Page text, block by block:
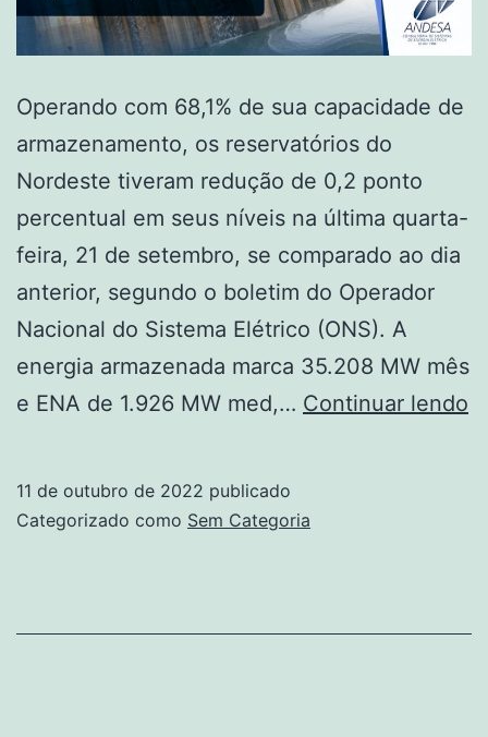
Operando com 68,1% de sua capacidade de
armazenamento, os reservatórios do
Nordeste tiveram redução de 0,2 ponto
percentual em seus níveis na última quarta-
feira, 21 de setembro, se comparado ao dia
anterior, segundo o boletim do Operador
Nacional do Sistema Elétrico (ONS). A
energia armazenada marca 35.208 MW mês
e ENA de 1.926 MW med,… Continuar lendo
11 de outubro de 2022 publicado
Categorizado como Sem Categoria